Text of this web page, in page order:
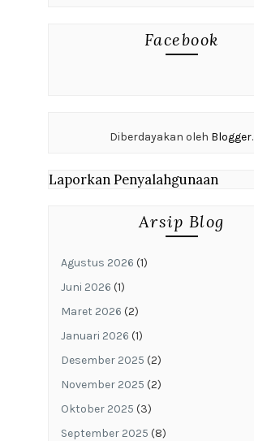
Facebook
Diberdayakan oleh Blogger.
Laporkan Penyalahgunaan
Arsip Blog
Agustus 2026 (1)
Juni 2026 (1)
Maret 2026 (2)
Januari 2026 (1)
Desember 2025 (2)
November 2025 (2)
Oktober 2025 (3)
September 2025 (8)